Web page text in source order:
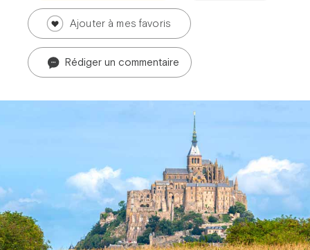
Avent dans la ville
Théobule
Ajouter à mes favoris
Rédiger un commentaire